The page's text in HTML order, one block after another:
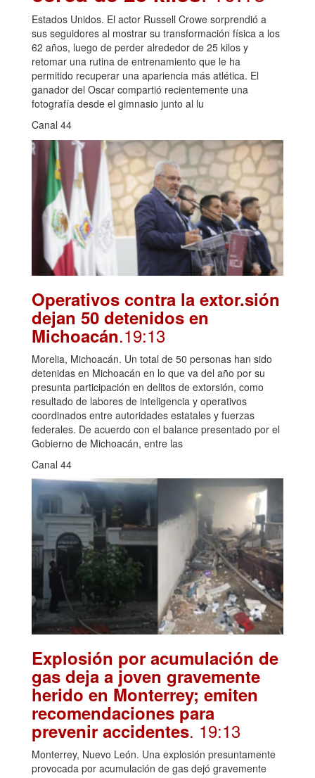
Estados Unidos. El actor Russell Crowe sorprendió a
sus seguidores al mostrar su transformación física a los
62 años, luego de perder alrededor de 25 kilos y
retomar una rutina de entrenamiento que le ha
permitido recuperar una apariencia más atlética. El
ganador del Oscar compartió recientemente una
fotografía desde el gimnasio junto al lu
Canal 44
Operativos contra la extor.sión
dejan 50 detenidos en
Michoacán.19:13
Morelia, Michoacán. Un total de 50 personas han sido
detenidas en Michoacán en lo que va del año por su
presunta participación en delitos de extorsión, como
resultado de labores de inteligencia y operativos
coordinados entre autoridades estatales y fuerzas
federales. De acuerdo con el balance presentado por el
Gobierno de Michoacán, entre las
Canal 44
Explosión por acumulación de
gas deja a joven gravemente
herido en Monterrey; emiten
recomendaciones para
prevenir accidentes. 19:13
Monterrey, Nuevo León. Una explosión presuntamente
provocada por acumulación de gas dejó gravemente